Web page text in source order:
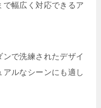
で幅広く対応できるア
で洗練されたデザイ
ルなシーンにも適し